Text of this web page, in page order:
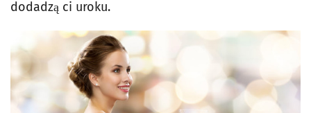
dodadzą ci uroku.